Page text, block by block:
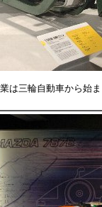
は三輪自動車から始